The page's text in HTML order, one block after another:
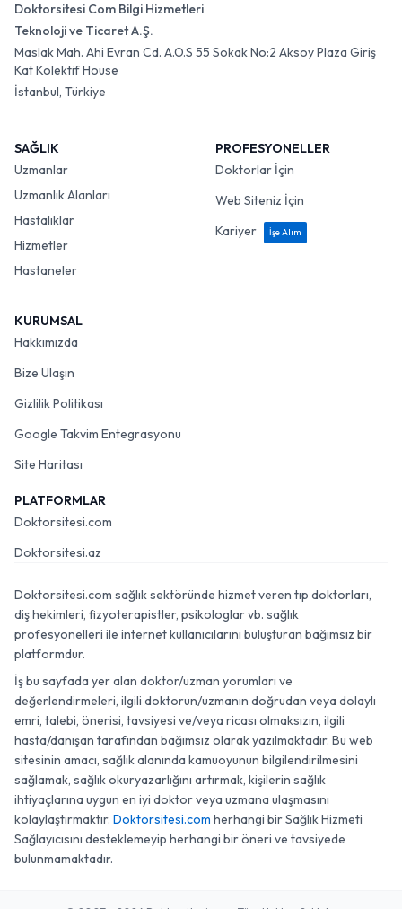
Doktorsitesi Com Bilgi Hizmetleri
Teknoloji ve Ticaret A.Ş.
Maslak Mah. Ahi Evran Cd. A.O.S 55 Sokak No:2 Aksoy Plaza Giriş
Kat Kolektif House
İstanbul, Türkiye
SAĞLIK
Uzmanlar
Uzmanlık Alanları
Hastalıklar
Hizmetler
Hastaneler
PROFESYONELLER
Doktorlar İçin
Web Siteniz İçin
Kariyer
İşe Alım
KURUMSAL
Hakkımızda
Bize Ulaşın
Gizlilik Politikası
Google Takvim Entegrasyonu
Site Haritası
PLATFORMLAR
Doktorsitesi.com
Doktorsitesi.az
Doktorsitesi.com sağlık sektöründe hizmet veren tıp doktorları,
diş hekimleri, fizyoterapistler, psikologlar vb. sağlık
profesyonelleri ile internet kullanıcılarını buluşturan bağımsız bir
platformdur.
İş bu sayfada yer alan doktor/uzman yorumları ve
değerlendirmeleri, ilgili doktorun/uzmanın doğrudan veya dolaylı
emri, talebi, önerisi, tavsiyesi ve/veya ricası olmaksızın, ilgili
hasta/danışan tarafından bağımsız olarak yazılmaktadır. Bu web
sitesinin amacı, sağlık alanında kamuoyunun bilgilendirilmesini
sağlamak, sağlık okuryazarlığını artırmak, kişilerin sağlık
ihtiyaçlarına uygun en iyi doktor veya uzmana ulaşmasını
kolaylaştırmaktır. Doktorsitesi.com herhangi bir Sağlık Hizmeti
Sağlayıcısını desteklemeyip herhangi bir öneri ve tavsiyede
bulunmamaktadır.